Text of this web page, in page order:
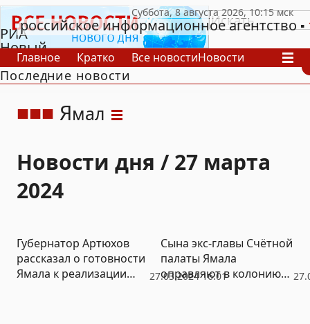
РИА
Новый
День
российское информационное агентство
Главное Кратко Все новостиНовости
В России
В мире
Последние новости
Ямал
Новости дня / 27 марта
2024
27.03.2024 16:01
Губернатор Артюхов
рассказал о готовности
Ямала к реализации
Сына экс-главы Счётной
палаты Ямала
оправляют в колонию